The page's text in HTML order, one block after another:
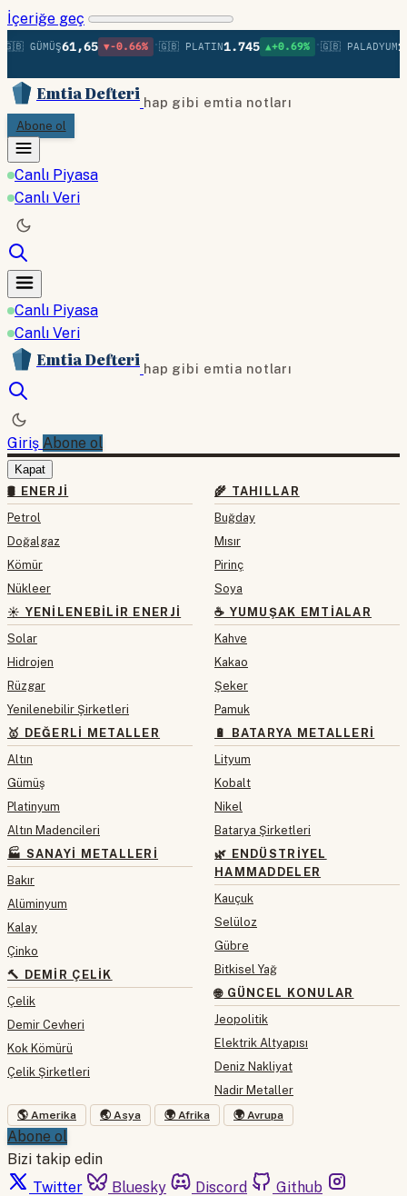
İçeriğe geç
GÜMÜŞ61,65 ▼-0.66% •🇬🇧 PLATIN1.745 ▲+0.69% •🇬🇧 PALADYUM
Emtia Defteri hap gibi emtia notları
Abone ol
Canlı Piyasa
Canlı Veri
Canlı Piyasa
Canlı Veri
Emtia Defteri hap gibi emtia notları
Giriş Abone ol
Kapat
🛢 ENERJI
Petrol
Doğalgaz
Kömür
Nükleer
☀️ YENILENEBILIR ENERJI
Solar
Hidrojen
Rüzgar
Yenilenebilir Şirketleri
🥇 DEĞERLI METALLER
Altın
Gümüş
Platinyum
Altın Madencileri
🏭 SANAYI METALLERI
Bakır
Alüminyum
Kalay
Çinko
🔨 DEMIR ÇELIK
Çelik
Demir Cevheri
Kok Kömürü
Çelik Şirketleri
🌾 TAHILLAR
Buğday
Mısır
Pirinç
Soya
☕ YUMUŞAK EMTIALAR
Kahve
Kakao
Şeker
Pamuk
🔋 BATARYA METALLERI
Lityum
Kobalt
Nikel
Batarya Şirketleri
🌿 ENDÜSTRIYEL
HAMMADDELER
Kauçuk
Selüloz
Gübre
Bitkisel Yağ
🌐 GÜNCEL KONULAR
Jeopolitik
Elektrik Altyapısı
Deniz Nakliyat
Nadir Metaller
🌎 Amerika 🌏 Asya 🌍 Afrika 🌍 Avrupa
Abone ol
Bizi takip edin
Twitter
Bluesky Discord
Github